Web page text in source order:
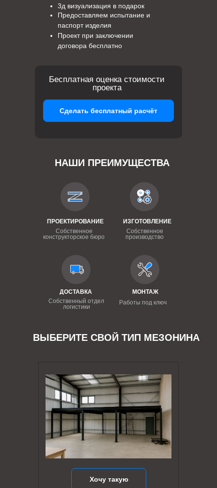
Предоставляем испытание и
паспорт изделия
Проект при заключении
договора бесплатно
3д визуализация в подарок
НАШИ ПРЕИМУЩЕСТВА
ПРОЕКТИРОВАНИЕ
Собственное
конструкторское бюро
ИЗГОТОВЛЕНИЕ
Собственное
производство
ДОСТАВКА
Собственный отдел
логистики
МОНТАЖ
Работы под ключ
Бесплатная оценка стоимости
проекта
Сделать бесплатный расчёт
ВЫБЕРИТЕ СВОЙ ТИП МЕЗОНИНА
Хочу такую